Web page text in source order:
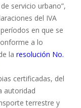
servicio urbano”,
del IVA
en que se
a lo
la resolución No.
certificadas, del
autoridad
terrestre y